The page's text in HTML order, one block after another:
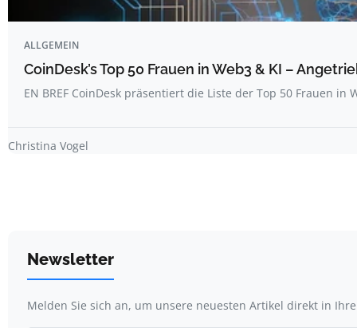
ALLGEMEIN
CoinDesk’s Top 50 Frauen in Web3 & KI –
EN BREF CoinDesk präsentiert die Liste der Top 50 Frauen in
Christina Vogel
Newsletter
Melden Sie sich an, um unsere neuesten Artikel direkt in